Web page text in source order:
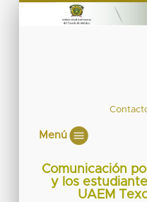
Menú
Comunicación
y los
UAEM